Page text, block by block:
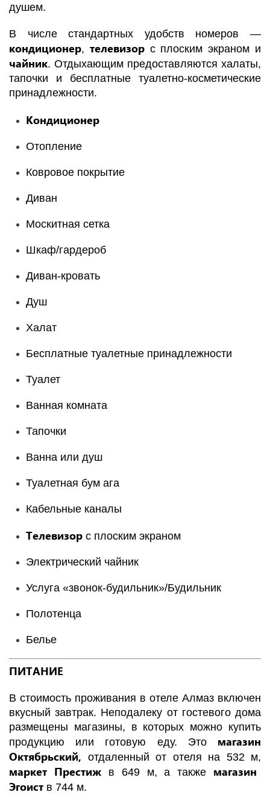
душем.
В числе стандартных удобств номеров —
кондиционер, телевизорс плоским экраном и
чайник. Отдыхающим предоставляются халаты,
тапочки и бесплатные туалетно-косметические
принадлежности.
Кондиционер
Отопление
Ковровое покрытие
Диван
Москитная сетка
Шкаф/гардероб
Диван-кровать
Душ
Халат
Бесплатные туалетные принадлежности
Туалет
Ванная комната
Тапочки
Ванна или душ
Туалетная бум ага
Кабельные каналы
Телевизор с плоским экраном
Электрический чайник
Услуга «звонок-будильник»/Будильник
Полотенца
Белье
ПИТАНИЕ
В стоимость проживания в отеле Алмаз включен
вкусный завтрак. Неподалеку от гостевого дома
размещены магазины, в которых можно купить
продукцию или готовую еду. Это магазин
Октябрьский, отдаленный от отеля на 532 м,
маркет Престиж в 649 м, а также
магазин
Эгоист в 744 м.